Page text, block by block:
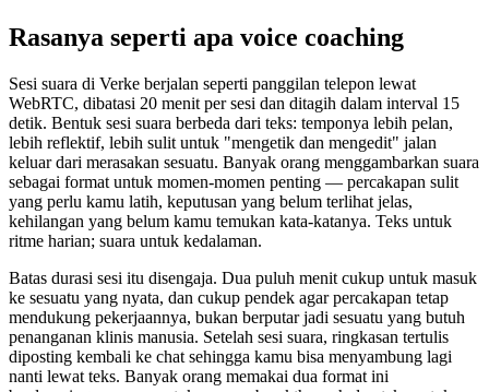
Rasanya seperti apa voice coaching
Sesi suara di Verke berjalan seperti panggilan telepon lewat
WebRTC, dibatasi 20 menit per sesi dan ditagih dalam interval 15
detik. Bentuk sesi suara berbeda dari teks: temponya lebih pelan,
lebih reflektif, lebih sulit untuk "mengetik dan mengedit" jalan
keluar dari merasakan sesuatu. Banyak orang menggambarkan suara
sebagai format untuk momen-momen penting — percakapan sulit
yang perlu kamu latih, keputusan yang belum terlihat jelas,
kehilangan yang belum kamu temukan kata-katanya. Teks untuk
ritme harian; suara untuk kedalaman.
Batas durasi sesi itu disengaja. Dua puluh menit cukup untuk masuk
ke sesuatu yang nyata, dan cukup pendek agar percakapan tetap
mendukung pekerjaannya, bukan berputar jadi sesuatu yang butuh
penanganan klinis manusia. Setelah sesi suara, ringkasan tertulis
diposting kembali ke chat sehingga kamu bisa menyambung lagi
nanti lewat teks. Banyak orang memakai dua format ini